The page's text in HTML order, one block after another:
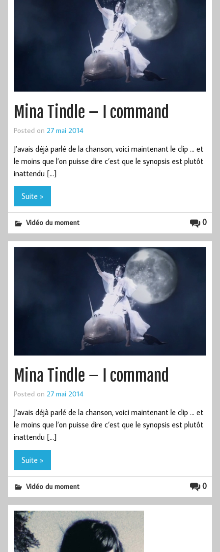
Mina Tindle – I command
Posted on 27 mai 2014
J’avais déjà parlé de la chanson, voici maintenant le clip … et
le moins que l’on puisse dire c’est que le synopsis est plutôt
inattendu […]
Suite »
0
Vidéo du moment
Mina Tindle – I command
Posted on 27 mai 2014
J’avais déjà parlé de la chanson, voici maintenant le clip … et
le moins que l’on puisse dire c’est que le synopsis est plutôt
inattendu […]
Suite »
0
Vidéo du moment